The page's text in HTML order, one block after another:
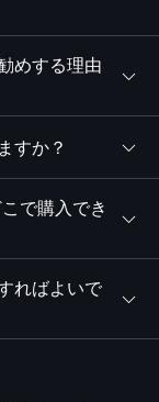
めする理由
すか？
で購入でき
ればよいで